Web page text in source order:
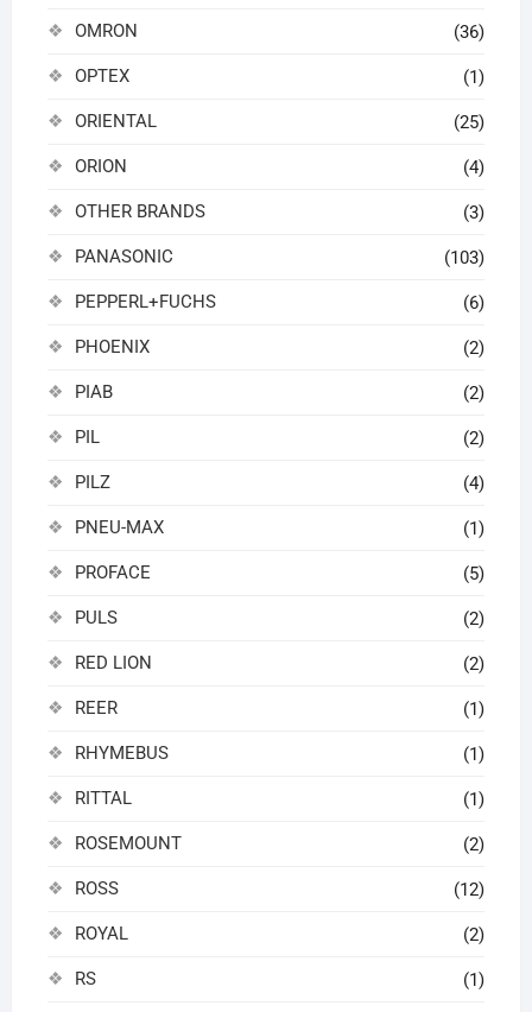
OMRON (36)
OPTEX (1)
ORIENTAL (25)
ORION (4)
OTHER BRANDS (3)
PANASONIC (103)
PEPPERL+FUCHS (6)
PHOENIX (2)
PIAB (2)
PIL (2)
PILZ (4)
PNEU-MAX (1)
PROFACE (5)
PULS (2)
RED LION (2)
REER (1)
RHYMEBUS (1)
RITTAL (1)
ROSEMOUNT (2)
ROSS (12)
ROYAL (2)
RS (1)